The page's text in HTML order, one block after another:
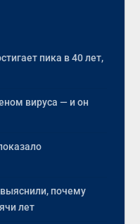
пика в 40 лет,
вируса — и он
выяснили, почему
лет